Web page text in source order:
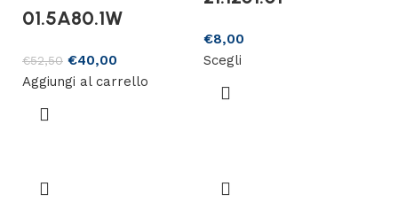
01.5A80.1W
€52,50 €40,00
Aggiungi al carrello
€8,00
Scegli